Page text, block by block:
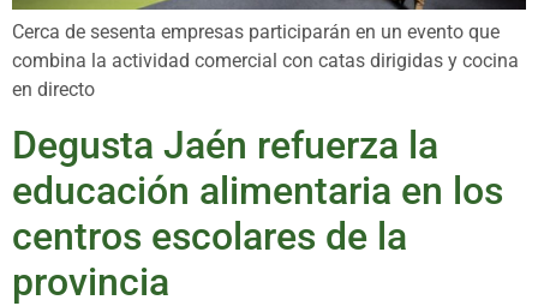
Cerca de sesenta empresas participarán en un evento que
combina la actividad comercial con catas dirigidas y cocina
en directo
Degusta Jaén refuerza la
educación alimentaria en los
centros escolares de la
provincia